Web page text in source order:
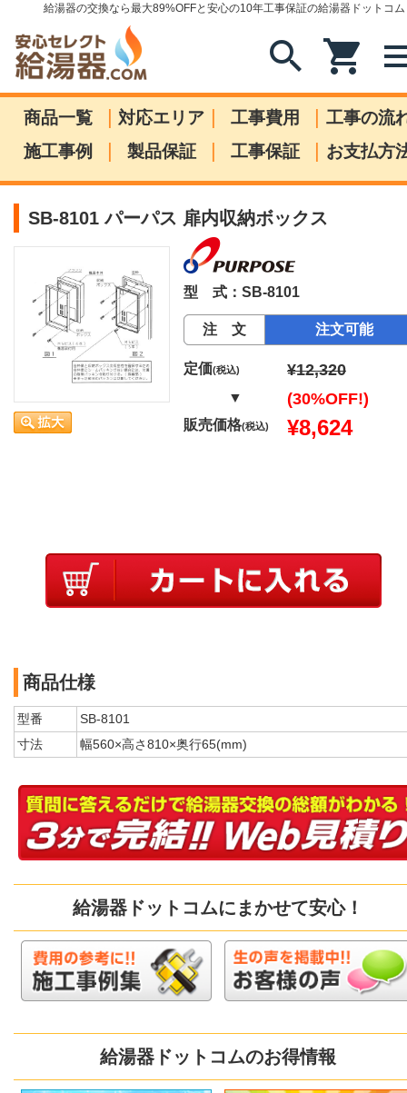
給湯器の交換なら最大89%OFFと安心の10年工事保証の給湯器ドットコム
search shopping_cart
商品一覧 | 対応エリア | 工事費用 | 工事の流
施工事例
| 製品保証 | 工事保証 | お支払方
SB-8101 パーパス 扉内収納ボックス
型 式：SB-8101
注 文 注文可能
定価(税込) ¥12,320
▼ (30%OFF!)
販売価格(税込) ¥8,624
商品仕様
型番
SB-8101
寸法
幅560×高さ810×奥行65(mm)
給湯器ドットコムにまかせて安心！
給湯器ドットコムのお得情報